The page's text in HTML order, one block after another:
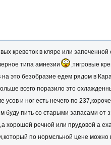
креветок в кляре или
типа амнезии
,тигровые
на это безобразие едем рядом в
всего поразило это
усов и ног есть нечего по
буду пить со старыми запасами от
речной или прудовой а
по нормсльной цене